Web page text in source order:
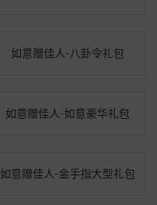
如意赠佳人-八卦令礼包
如意赠佳人-如意豪华礼包
如意赠佳人-金手指大型礼包